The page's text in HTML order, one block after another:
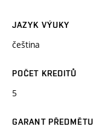
JAZYK VÝUKY
čeština
POČET KREDITŮ
5
GARANT PŘEDMĚTU